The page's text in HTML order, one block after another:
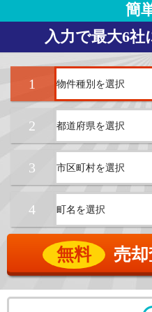
簡
入力で最大6社
1
2
3
4
無料 売